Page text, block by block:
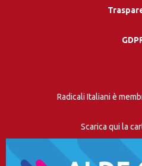
Radicali Italiani è
Scarica qui la